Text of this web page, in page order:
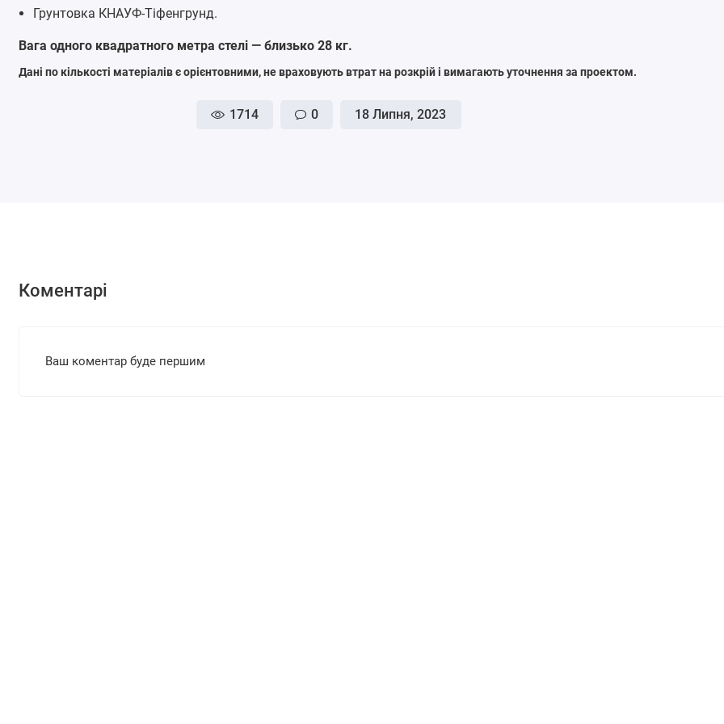
Грунтовка КНАУФ-Тіфенгрунд.
Вага одного квадратного метра стелі — близько 28 кг.
Дані по кількості матеріалів є орієнтовними, не враховують втрат на розкрій і вимагають уточнення за проектом.
1714 0 18 Липня, 2023
Коментарі
Ваш коментар буде першим